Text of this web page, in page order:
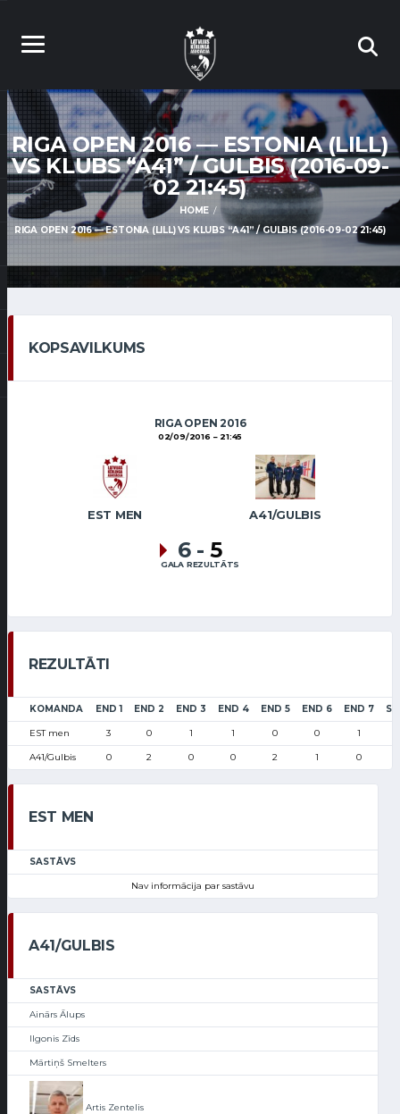
RIGA OPEN 2016 — ESTONIA (LILL)
VS KLUBS “A41” / GULBIS (2016-09-
02 21:45)
HOME
RIGA OPEN 2016 — ESTONIA (LILL) VS KLUBS “A41” / GULBIS (2016-09-02 21:45)
KOPSAVILKUMS
RIGA OPEN 2016
02/09/2016 21:45
EST MEN A41/GULBIS
6 - 5
GALA REZULTĀTS
REZULTĀTI
KOMANDA END 1 END 2 END 3 END 4 END 5 END 6 END 7
EST men 3 0 1 1 0 0 1
A41/Gulbis 0 2 0 0 2 1 0
EST MEN
SASTĀVS
Nav informācija par sastāvu
A41/GULBIS
SASTĀVS
Ainārs Ālups
Ilgonis Zīds
Mārtiņš Smelters
Artis Zentelis